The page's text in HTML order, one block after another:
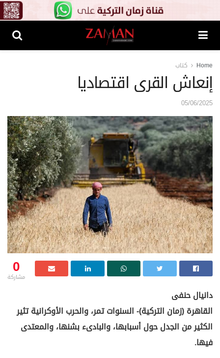
Home كتاب
إنعاش القرى اقتصاديا
05/06/2025
0
مشاركة
دانيال حنفى
القاهرة (زمان التركية)- السنوات تمر، والحرب الأوكرانية تثير
الكثير من الجدل حول أسبابها، والبادىء بشنها، والمعتدى
فيها.